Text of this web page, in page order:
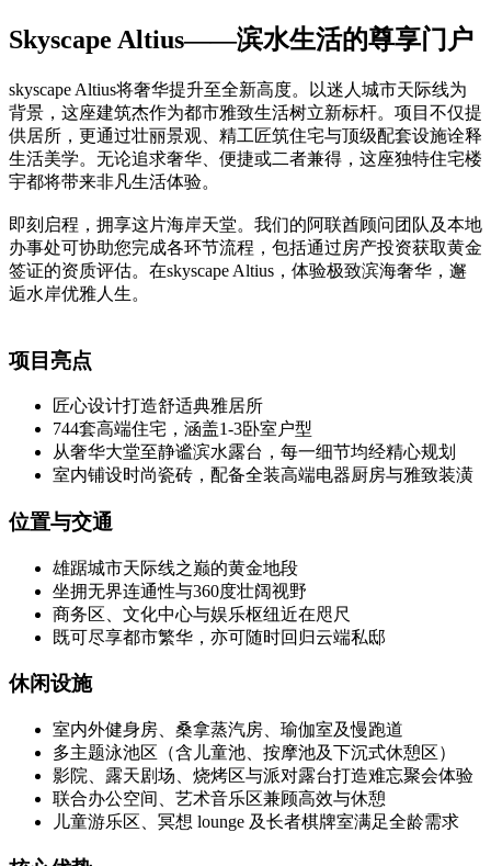
Skyscape Altius——滨水生活的尊享门户
skyscape Altius将奢华提升至全新高度。以迷人城市天际线为
背景，这座建筑杰作为都市雅致生活树立新标杆。项目不仅提
供居所，更通过壮丽景观、精工匠筑住宅与顶级配套设施诠释
生活美学。无论追求奢华、便捷或二者兼得，这座独特住宅楼
宇都将带来非凡生活体验。
即刻启程，拥享这片海岸天堂。我们的阿联酋顾问团队及本地
办事处可协助您完成各环节流程，包括通过房产投资获取黄金
签证的资质评估。在skyscape Altius，体验极致滨海奢华，邂
逅水岸优雅人生。
项目亮点
匠心设计打造舒适典雅居所
744套高端住宅，涵盖1-3卧室户型
从奢华大堂至静谧滨水露台，每一细节均经精心规划
室内铺设时尚瓷砖，配备全装高端电器厨房与雅致装潢
位置与交通
雄踞城市天际线之巅的黄金地段
坐拥无界连通性与360度壮阔视野
商务区、文化中心与娱乐枢纽近在咫尺
既可尽享都市繁华，亦可随时回归云端私邸
休闲设施
室内外健身房、桑拿蒸汽房、瑜伽室及慢跑道
多主题泳池区（含儿童池、按摩池及下沉式休憩区）
影院、露天剧场、烧烤区与派对露台打造难忘聚会体验
联合办公空间、艺术音乐区兼顾高效与休憩
儿童游乐区、冥想 lounge 及长者棋牌室满足全龄需求